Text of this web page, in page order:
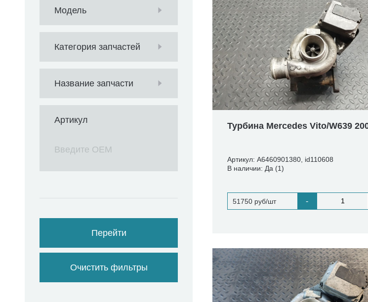
Модель
Категория запчастей
Название запчасти
Артикул
Перейти
Очистить фильтры
Турбина Mercedes Vito/W639
Артикул: A6460901380, id110608
В наличии: Да (1)
51750 руб/шт -